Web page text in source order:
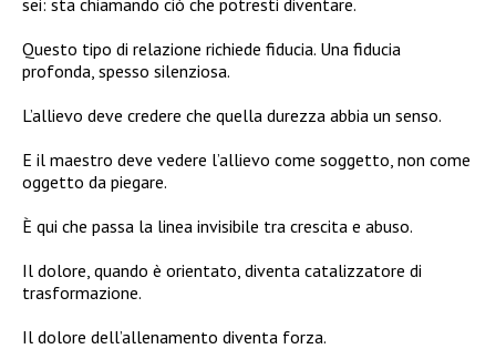
Questo tipo di relazione richiede fiducia. Una fiducia
profonda, spesso silenziosa.
L’allievo deve credere che quella durezza abbia un senso.
E il maestro deve vedere l’allievo come soggetto, non come
oggetto da piegare.
È qui che passa la linea invisibile tra crescita e abuso.
Il dolore, quando è orientato, diventa catalizzatore di
trasformazione.
Il dolore dell’allenamento diventa forza.